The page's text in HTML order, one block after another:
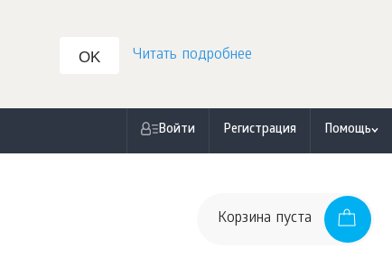
OK Читать подробнее
Войти Регистрация Помощь
Корзина пуста